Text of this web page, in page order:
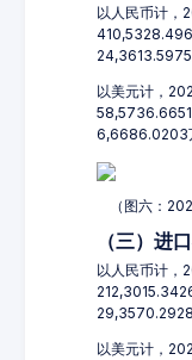
以人民币计，
24,3613.5975
以美元计，
58,5736.6651
6,6686.0203
（图六：
（三）进
以人民币计，
以美元计，